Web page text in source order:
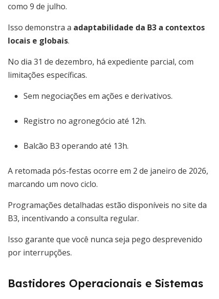
como 9 de julho.
Isso demonstra a adaptabilidade da B3 a contextos
locais e globais.
No dia 31 de dezembro, há expediente parcial, com
limitações específicas.
Sem negociações em ações e derivativos.
Registro no agronegócio até 12h.
Balcão B3 operando até 13h.
A retomada pós-festas ocorre em 2 de janeiro de 2026,
marcando um novo ciclo.
Programações detalhadas estão disponíveis no site da
B3, incentivando a consulta regular.
Isso garante que você nunca seja pego desprevenido
por interrupções.
Bastidores Operacionais e Sistemas